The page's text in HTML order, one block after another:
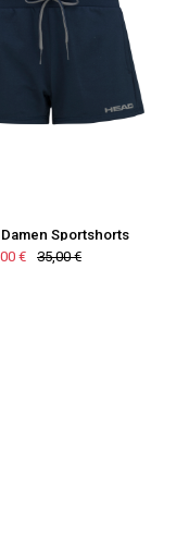
Sportshorts
€
35,00 €